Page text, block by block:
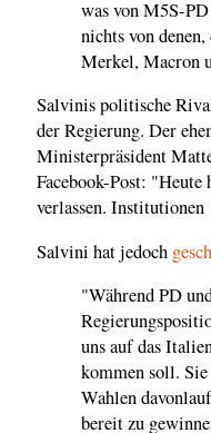
was von M5S-
nichts von
Merkel, Macron
Salvinis politische
der Regierung. Der
Ministerpräsident
Facebook-Post:
verlassen.
Salvini hat jedoch
"Während PD
uns auf das
kommen soll.
Wahlen
bereit zu